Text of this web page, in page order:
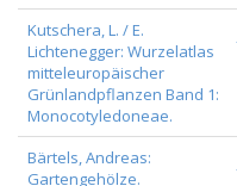
Kutschera, L. / E.
Lichtenegger: Wurzelatlas
mitteleuropäischer
Grünlandpflanzen Band 1:
Monocotyledoneae.
Bärtels, Andreas:
Gartengehölze.